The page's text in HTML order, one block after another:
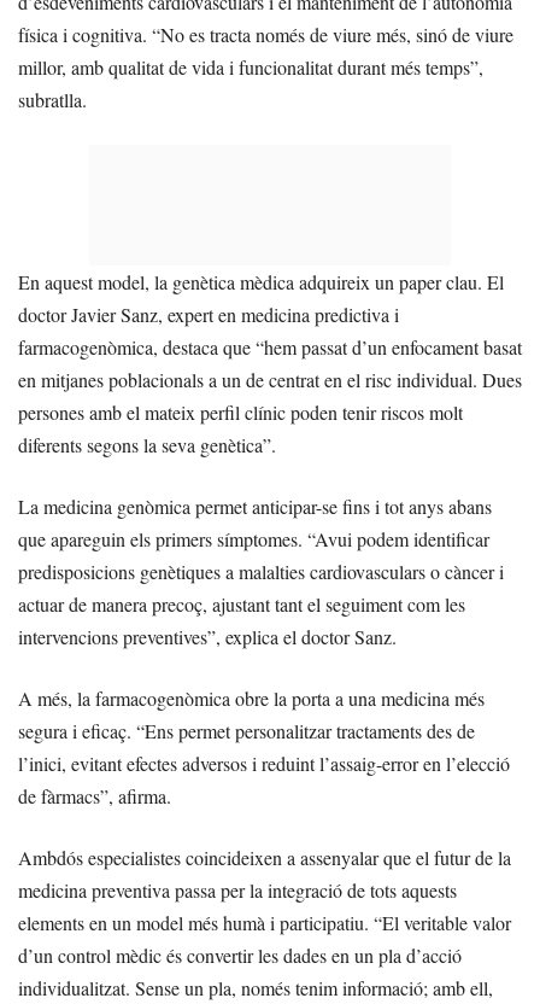
física i cognitiva. “No es tracta només de viure més, sinó de viure
millor, amb qualitat de vida i funcionalitat durant més temps”,
subratlla.
En aquest model, la genètica mèdica adquireix un paper clau. El
doctor Javier Sanz, expert en medicina predictiva i
farmacogenòmica, destaca que “hem passat d’un enfocament basat
en mitjanes poblacionals a un de centrat en el risc individual. Dues
persones amb el mateix perfil clínic poden tenir riscos molt
diferents segons la seva genètica”.
La medicina genòmica permet anticipar-se fins i tot anys abans
que apareguin els primers símptomes. “Avui podem identificar
predisposicions genètiques a malalties cardiovasculars o càncer i
actuar de manera precoç, ajustant tant el seguiment com les
intervencions preventives”, explica el doctor Sanz.
A més, la farmacogenòmica obre la porta a una medicina més
segura i eficaç. “Ens permet personalitzar tractaments des de
l’inici, evitant efectes adversos i reduint l’assaig-error en l’elecció
de fàrmacs”, afirma.
Ambdós especialistes coincideixen a assenyalar que el futur de la
medicina preventiva passa per la integració de tots aquests
elements en un model més humà i participatiu. “El veritable valor
d’un control mèdic és convertir les dades en un pla d’acció
individualitzat. Sense un pla, només tenim informació; amb ell,